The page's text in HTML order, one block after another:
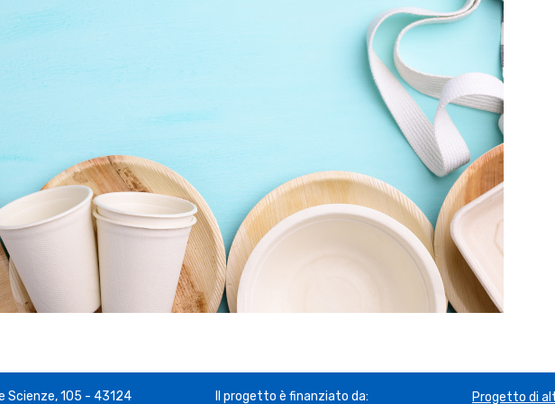
Scienze, 105 - 43124 Il progetto è finanziato da:
Progetto di